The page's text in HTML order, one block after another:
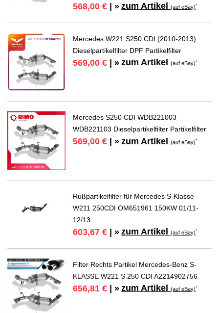
568,00 € | » zum Artikel(auf eBay)*
Mercedes W221 S250 CDI (2010-2013)
Dieselpartikelfilter DPF Partikelfilter
569,00 € | » zum Artikel(auf eBay)*
Mercedes S250 CDI WDB221003
WDB221103 Dieselpartikelfilter Partikelfilter
569,00 € | » zum Artikel(auf eBay)*
Rußpartikelfilter für Mercedes S-Klasse
W211 250CDI OM651961 150KW 01/11-
12/13
603,67 € | » zum Artikel(auf eBay)*
Filter Rechts Partikel Mercedes-Benz S-
KLASSE W221 S 250 CDI A2214902756
656,81 € | » zum Artikel(auf eBay)*